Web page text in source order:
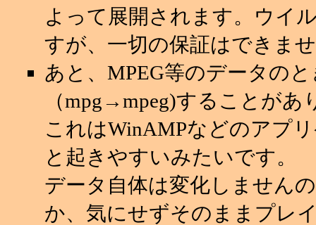
よって展開されます。ウイ
すが、一切の保証はできま
あと、MPEG等のデータの
（mpg→mpeg)することがあ
これはWinAMPなどのアプ
と起きやすいみたいです。
データ自体は変化しません
か、気にせずそのままプレ